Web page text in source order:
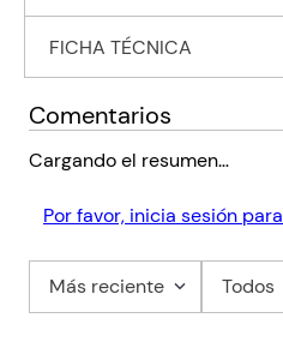
In Chaucer's most ambitious
1387), a group of pilgrims
London and agree to entertain
Canterbury by telling stories.
FICHA TÉCNICA
Autor CHAUCER Geoffrey
Editorial
VICENS VIVES
Peso 0.2000
ISBN 9788468215938
Comentarios
Cargando el resumen…
Por favor, inicia sesión
Más reciente Todos